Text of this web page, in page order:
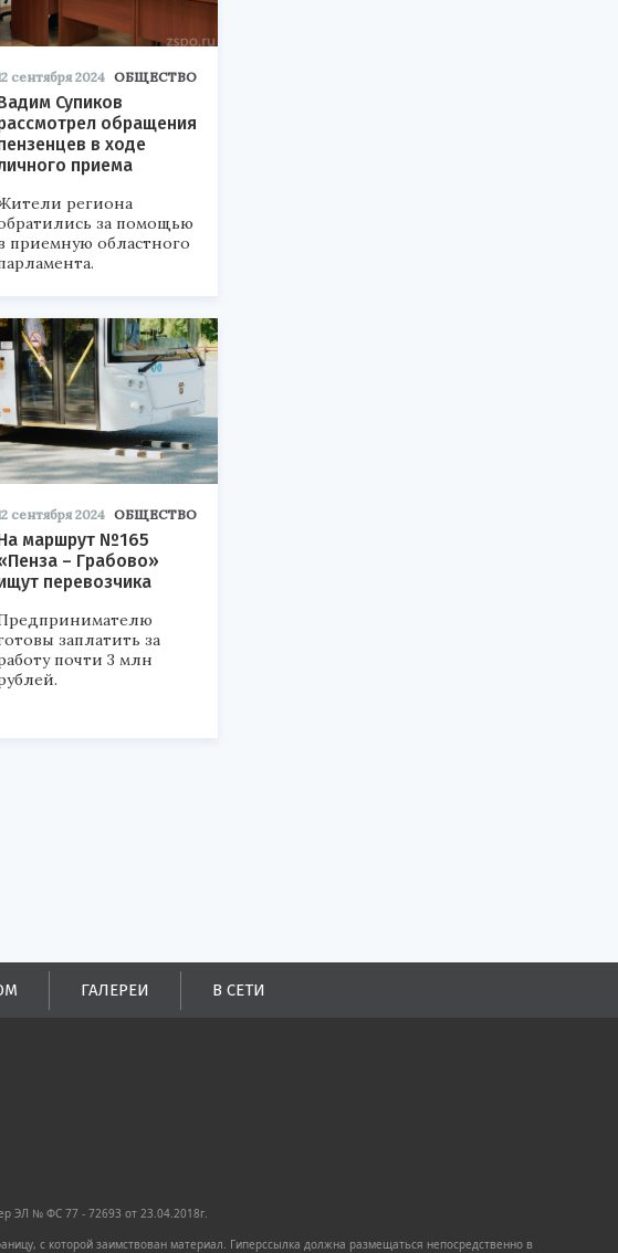
сентября 2024 ОБЩЕСТВО
Супиков
обращения
в ходе
приема
региона
за помощью
приемную областного
сентября 2024 ОБЩЕСТВО
маршрут №165
– Грабово»
перевозчика
заплатить за
почти 3 млн
ГАЛЕРЕИ В СЕТИ
ЭЛ № ФС 77 - 72693 от 23.04.2018г.
с которой заимствован материал. Гиперссылка должна размещаться непосредственно в